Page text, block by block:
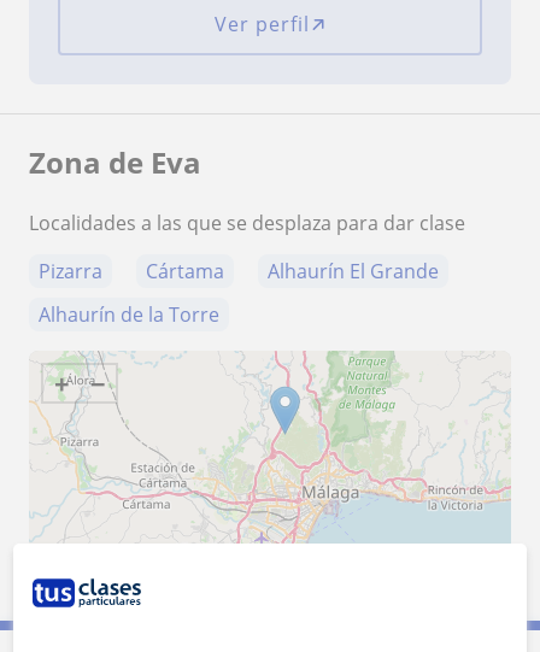
Ver perfil
Zona de Eva
Localidades a las que se desplaza para dar clase
Pizarra
Cártama
Alhaurín El Grande
Alhaurín de la Torre
+ −
5 mi